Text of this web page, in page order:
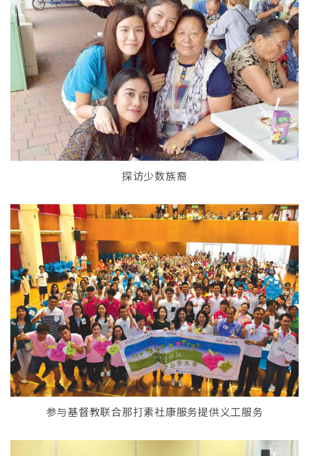
探访少数族裔
参与基督教联合那打素社康服务提供义工服务